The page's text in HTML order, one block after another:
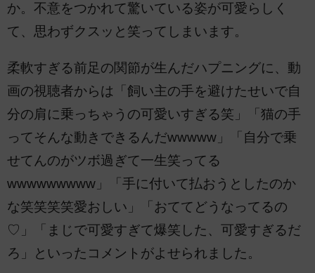
か。不意をつかれて驚いている姿が可愛らしく
て、思わずクスッと笑ってしまいます。
柔軟すぎる前足の関節が生んだハプニングに、動
画の視聴者からは「飼い主の手を避けたせいで自
分の肩に乗っちゃうの可愛いすぎる笑」「猫の手
ってそんな動きできるんだwwwww」「自分で乗
せてんのがツボ過ぎて一生笑ってる
wwwwwwwww」「手に付いて払おうとしたのか
な笑笑笑笑愛おしい」「おててどうなってるの
♡」「まじで可愛すぎて爆笑した、可愛すぎるだ
ろ」といったコメントがよせられました。